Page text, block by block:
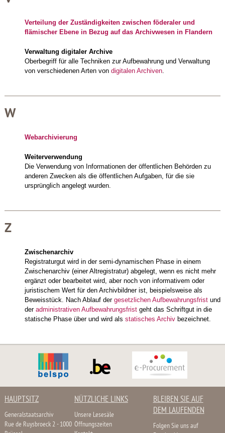
Verteilung der Zuständigkeiten zwischen föderaler und
flämischer Ebene in Bezug auf das Archivwesen in Flandern
Verwaltung digitaler Archive
Oberbegriff für alle Techniken zur Aufbewahrung und Verwaltung
von verschiedenen Arten von digitalen Archiven.
W
Webarchivierung
Weiterverwendung
Die Verwendung von Informationen der öffentlichen Behörden zu
anderen Zwecken als die öffentlichen Aufgaben, für die sie
ursprünglich angelegt wurden.
Z
Zwischenarchiv
Registraturgut wird in der semi-dynamischen Phase in einem
Zwischenarchiv (einer Altregistratur) abgelegt, wenn es nicht mehr
ergänzt oder bearbeitet wird, aber noch von informativem oder
juristischem Wert für den Archivbildner ist, beispielsweise als
Beweisstück. Nach Ablauf der gesetzlichen Aufbewahrungsfristund
der administrativen Aufbewahrungsfristgeht das Schriftgut in die
statische Phase über und wird als statisches Archivbezeichnet.
HAUPTSITZ
Generalstaatsarchiv
Rue de Ruysbroeck 2 - 1000
NÜTZLICHE LINKS
Unsere Lesesäle
Öffnungszeiten
BLEIBEN SIE AUF
DEM LAUFENDEN
Folgen Sie uns auf